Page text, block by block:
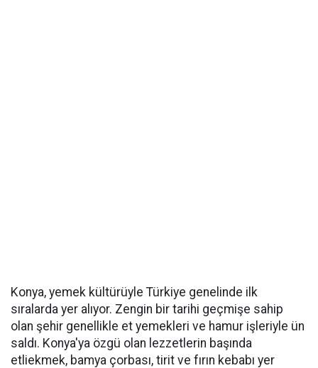
Konya, yemek kültürüyle Türkiye genelinde ilk
sıralarda yer alıyor. Zengin bir tarihi geçmişe sahip
olan şehir genellikle et yemekleri ve hamur işleriyle ün
saldı. Konya'ya özgü olan lezzetlerin başında
etliekmek, bamya çorbası, tirit ve fırın kebabı yer